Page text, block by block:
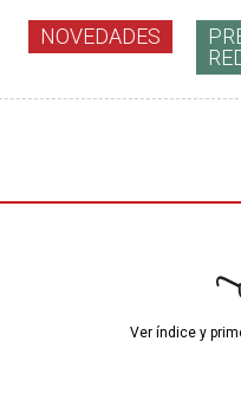
NOVEDADES
Ver índice y